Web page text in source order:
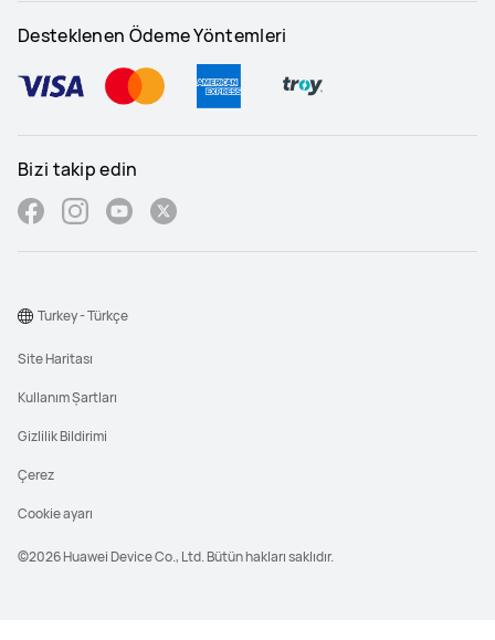
Desteklenen Ödeme Yöntemleri
Bizi takip edin
©2026 Huawei Device Co., Ltd. Bütün hakları saklıdır.
Site Haritası
Kullanım Şartları
Gizlilik Bildirimi
Çerez
Cookie ayarı
Turkey - Türkçe